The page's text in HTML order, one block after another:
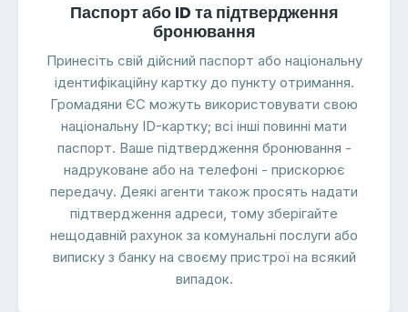
Паспорт або ID та підтвердження
бронювання
Принесіть свій дійсний паспорт або національну
ідентифікаційну картку до пункту отримання.
Громадяни ЄС можуть використовувати свою
національну ID-картку; всі інші повинні мати
паспорт. Ваше підтвердження бронювання -
надруковане або на телефоні - прискорює
передачу. Деякі агенти також просять надати
підтвердження адреси, тому зберігайте
нещодавній рахунок за комунальні послуги або
виписку з банку на своєму пристрої на всякий
випадок.